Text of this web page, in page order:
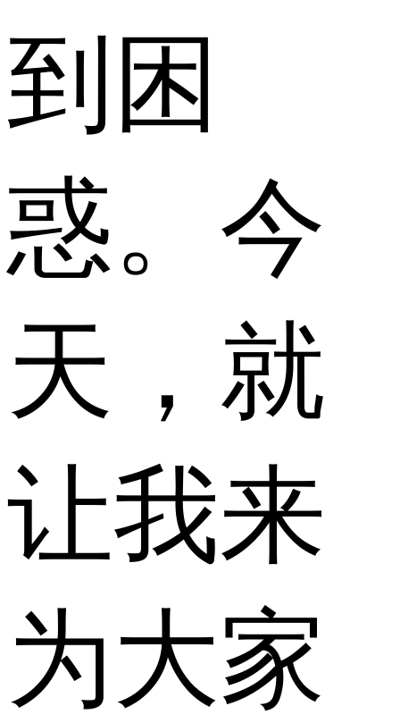
到困
惑。今
天，就
让我来
为大家